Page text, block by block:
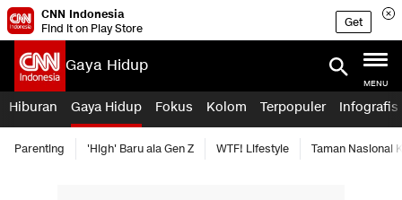
CNN Indonesia
Find it on Play Store
Get
Gaya Hidup
MENU
Hiburan Gaya Hidup Fokus Kolom Terpopuler Infografis
Parenting 'High' Baru ala Gen Z WTF! Lifestyle Taman Nasional